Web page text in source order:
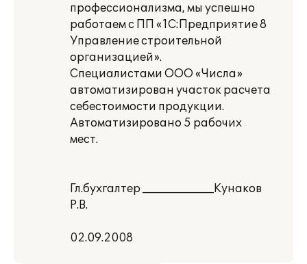
профессионализма, мы успешно
работаем с ПП «1С:Предприятие 8
Управление строительной
организацией».
Специалистами ООО «Числа»
автоматизирован участок расчета
себестоимости продукции.
Автоматизировано 5 рабочих
мест.
Гл.бухгалтер _____________Кунаков
Р.В.
02.09.2008